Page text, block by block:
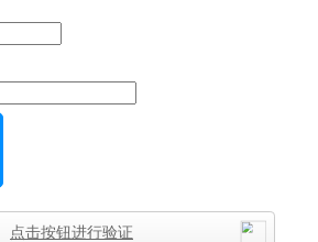
点击按钮进行验证